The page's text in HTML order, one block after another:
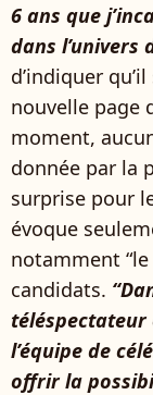
6 ans que
dans l’univers
d’indiquer
nouvelle page
moment,
donnée par la
surprise pour
évoque
notamment
candidats.
l’équipe de
offrir la